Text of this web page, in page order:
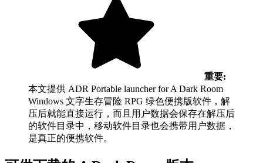
重要:
本文提供 ADR Portable launcher for A Dark Room
Windows 文字生存冒险 RPG 绿色便携版软件，解
压后就能直接运行，而且用户数据会保存在解压后
的软件目录中，移动软件目录也会携带用户数据，
是真正的便携软件。